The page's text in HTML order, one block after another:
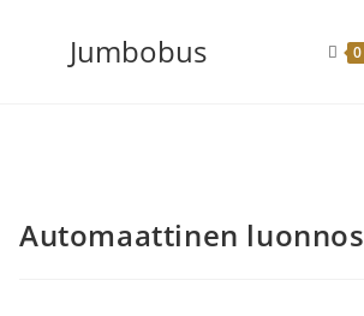
sisältöön
Jumbobus 0
Automaattinen luonnos